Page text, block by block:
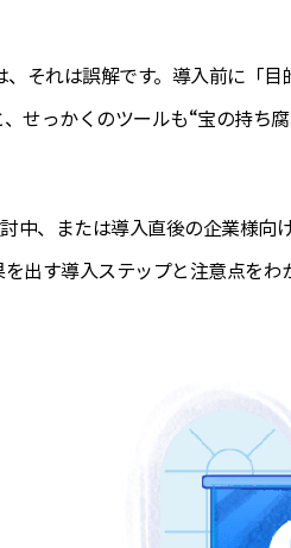
それは誤解です。導入前に「目
せっかくのツールも“宝の持ち
中、または導入直後の企業様向
出す導入ステップと注意点をわ